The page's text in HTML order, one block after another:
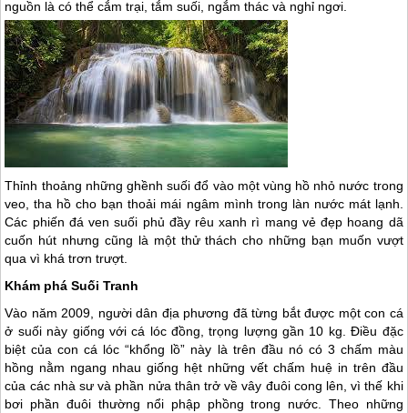
nguồn là có thể cắm trại, tắm suối, ngắm thác và nghỉ ngơi.
Thỉnh thoảng những ghềnh suối đổ vào một vùng hồ nhỏ nước trong
veo, tha hồ cho bạn thoải mái ngâm mình trong làn nước mát lạnh.
Các phiến đá ven suối phủ đầy rêu xanh rì mang vẻ đẹp hoang dã
cuốn hút nhưng cũng là một thử thách cho những bạn muốn vượt
qua vì khá trơn trượt.
Khám phá Suối Tranh
Vào năm 2009, người dân địa phương đã từng bắt được một con cá
ở suối này giống với cá lóc đồng, trọng lượng gần 10 kg. Điều đặc
biệt của con cá lóc “khổng lồ” này là trên đầu nó có 3 chấm màu
hồng nằm ngang nhau giống hệt những vết chấm huệ in trên đầu
của các nhà sư và phần nửa thân trở về vây đuôi cong lên, vì thế khi
bơi phần đuôi thường nổi phập phồng trong nước. Theo những